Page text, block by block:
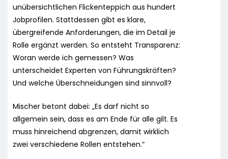
unübersichtlichen Flickenteppich aus hundert
Jobprofilen. Stattdessen gibt es klare,
übergreifende Anforderungen, die im Detail je
Rolle ergänzt werden. So entsteht Transparenz:
Woran werde ich gemessen? Was
unterscheidet Experten von Führungskräften?
Und welche Überschneidungen sind sinnvoll?
Mischer betont dabei: „Es darf nicht so
allgemein sein, dass es am Ende für alle gilt. Es
muss hinreichend abgrenzen, damit wirklich
zwei verschiedene Rollen entstehen.“